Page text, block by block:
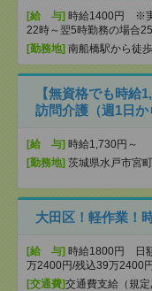
[給 与] 時給1400円 ※実
22時～翌5時勤務の場合
[勤務地] 南船橋駅から徒
【無資格でも時給
訪問介護（週1日
[給 与] 時給1,730円～
[勤務地] 茨城県水戸市宮
大田区！軽作業！
[給 与] 時給1800円 日
万2400円/残込39万2400円
[交通費]交通費支給（規定